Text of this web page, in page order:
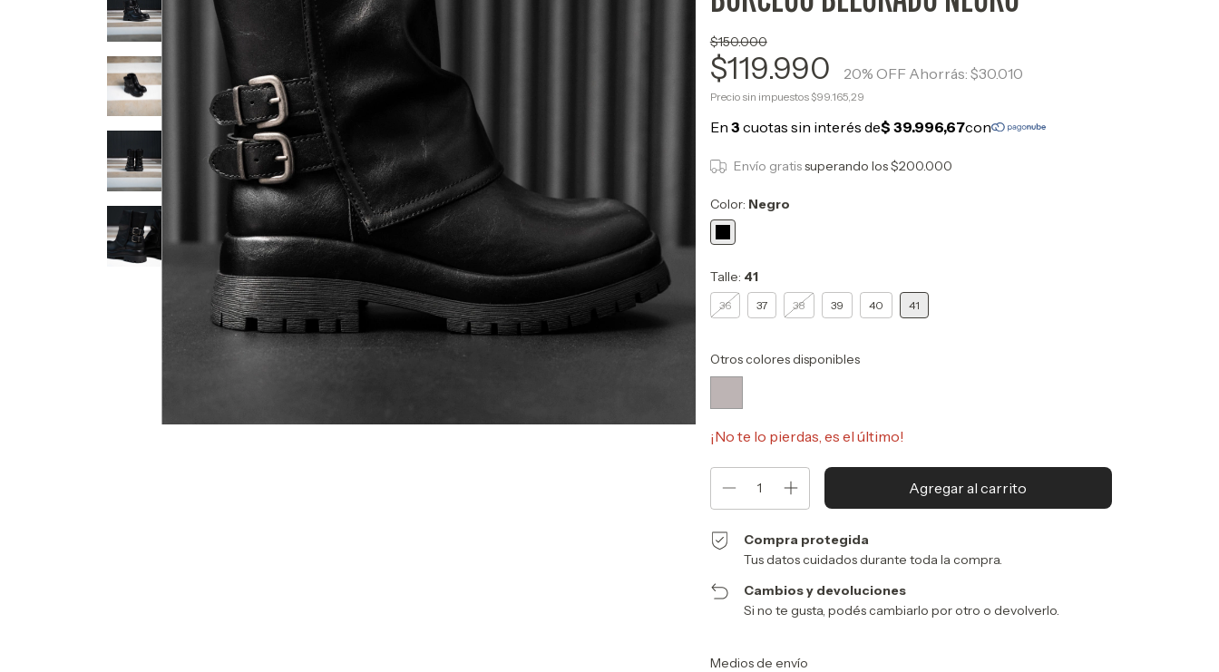
$150.000
$119.990 20% OFF Ahorrás: $30.010
Precio sin impuestos $99.165,29
Envío gratissuperando los$200.000
Color: Negro
Talle: 41
36 37 38 39 40 41
Otros colores disponibles
¡No te lo pierdas, es el último!
Compra protegida
Tus datos cuidados durante toda la compra.
Cambios y devoluciones
Si no te gusta, podés cambiarlo por otro o devolverlo.
Entregas para el CP:
Medios de envío